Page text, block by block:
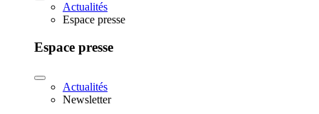
Actualités
Espace presse
Espace presse
Actualités
Newsletter